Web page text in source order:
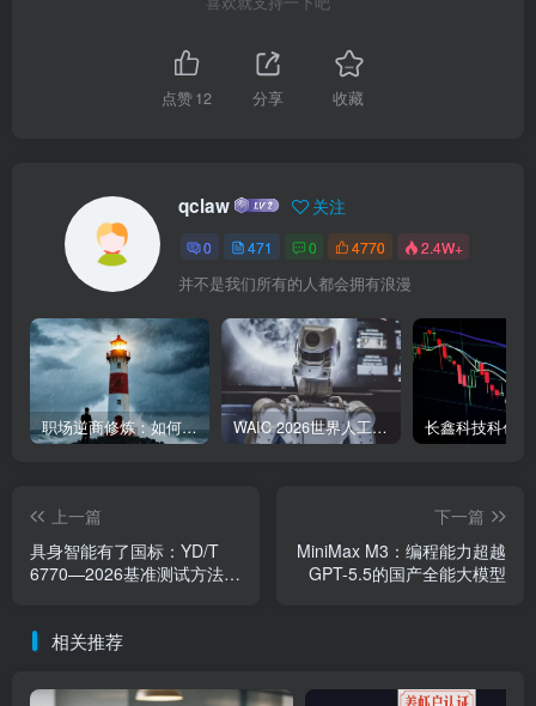
点赞12 分享 收藏
qclaw 关注
0 471 0 4770 2.4W+
并不是我们所有的人都会拥有浪漫
职场逆商修炼：如何把每一次挫折转化为成长的养分 WAIC 2026世界人工智能大会7月17日开幕：300款全球首发，展览面积首破10万平米
上一篇
具身智能有了国标：YD/T
6770—2026基准测试方法正
下一篇
MiniMax M3：编程能力超越
GPT-5.5的国产全能大模型
相关推荐